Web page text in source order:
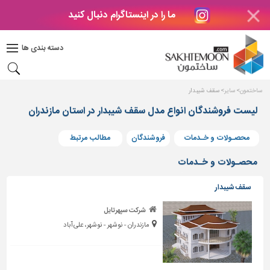
ما را در اینستاگرام دنبال کنید
دسته بندی ها
دکوراسیون
بتن
های
بتنی
و
پنجره
ساختمانی
پله،
نرده
و
حفاظ
ساختمون سایر سقف شیبدار
لیست فروشندگان انواع مدل سقف شیبدار در استان مازندران
محصـولات و خـدمات فروشندگان مطالب مرتبط
محصـولات و خـدمات
سقف شیبدار
شرکت سپهرتایل
مازندران - نوشهر - نوشهر، علی آباد